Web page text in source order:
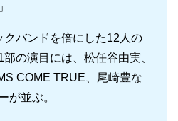
バンドを倍にした12人の
の演目には、松任谷由実、
COME TRUE、尾崎豊な
が並ぶ。